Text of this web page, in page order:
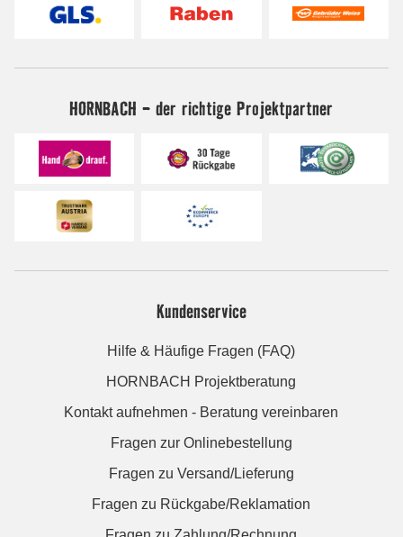
HORNBACH - der richtige Projektpartner
Kundenservice
Hilfe & Häufige Fragen (FAQ)
HORNBACH Projektberatung
Kontakt aufnehmen - Beratung vereinbaren
Fragen zur Onlinebestellung
Fragen zu Versand/Lieferung
Fragen zu Rückgabe/Reklamation